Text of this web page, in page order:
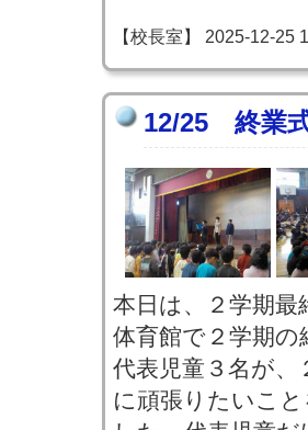
【校長室】 2025-12-25
12/25 終業
本日は、２学期最
体育館で２学期
代表児童３名が、
に頑張りたいこ